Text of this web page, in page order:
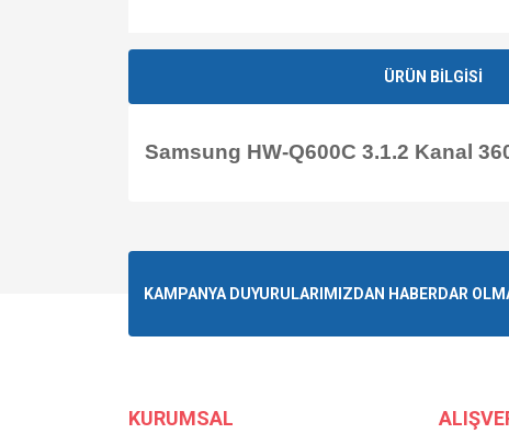
ÜRÜN BİLGİSİ
Samsung HW-Q600C 3.1.2 Kanal
KAMPANYA DUYURULARIMIZDAN HABERDAR
KURUMSAL